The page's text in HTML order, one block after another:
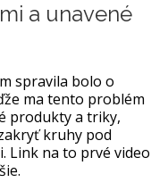
a unavené
spravila bolo o
ma tento problém
produkty a triky,
kruhy pod
Link na to prvé video